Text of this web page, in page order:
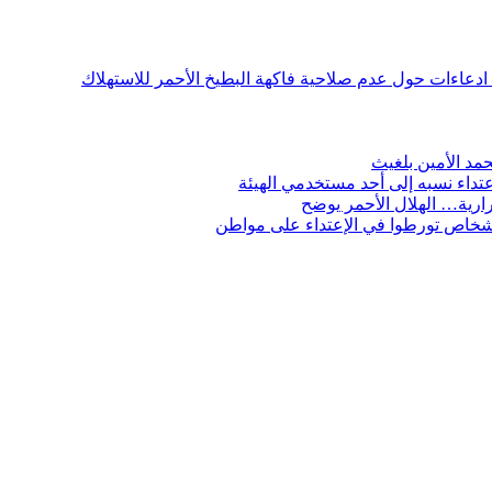
ادعاءات حول عدم صلاحية فاكهة البطيخ الأحمر للاستهلاك
الأمين بلغيث
نسبه إلى أحد مستخدمي الهيئة
الهلال الأحمر يوضح